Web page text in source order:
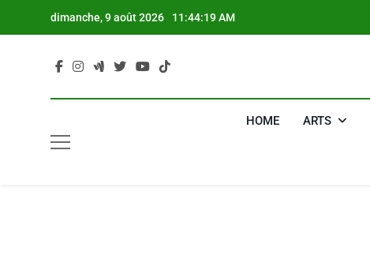
dimanche, 9 août 2026 11:44:20 AM
HOME ARTS